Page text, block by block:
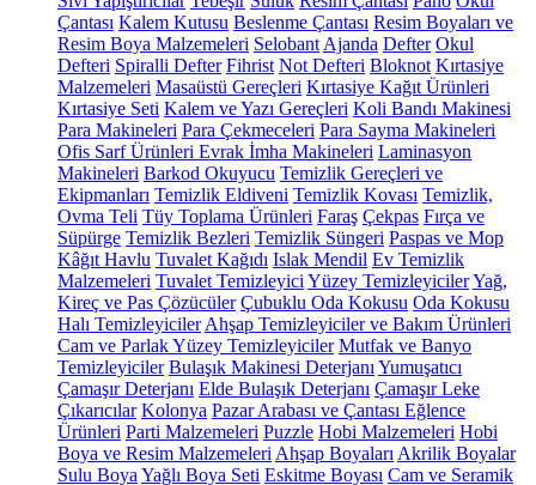
Çantası Kalem Kutusu Beslenme Çantası Resim Boyaları ve
Resim Boya Malzemeleri Selobant Ajanda Defter Okul
Defteri Spiralli Defter Fihrist Not Defteri Bloknot Kırtasiye
Malzemeleri Masaüstü Gereçleri Kırtasiye Kağıt Ürünleri
Kırtasiye Seti Kalem ve Yazı Gereçleri Koli Bandı Makinesi
Para Makineleri Para Çekmeceleri Para Sayma Makineleri
Ofis Sarf Ürünleri Evrak İmha Makineleri Laminasyon
Makineleri Barkod Okuyucu Temizlik Gereçleri ve
Ekipmanları Temizlik Eldiveni Temizlik Kovası Temizlik,
Ovma Teli Tüy Toplama Ürünleri Faraş Çekpas Fırça ve
Süpürge Temizlik Bezleri Temizlik Süngeri Paspas ve Mop
Kâğıt Havlu Tuvalet Kağıdı Islak Mendil Ev Temizlik
Malzemeleri Tuvalet Temizleyici Yüzey TemizleyicilerYağ,
Kireç ve Pas Çözücüler Çubuklu Oda Kokusu Oda Kokusu
Halı Temizleyiciler Ahşap Temizleyiciler ve Bakım Ürünleri
Cam ve Parlak Yüzey Temizleyiciler Mutfak ve Banyo
Temizleyiciler Bulaşık Makinesi Deterjanı Yumuşatıcı
Çamaşır Deterjanı Elde Bulaşık Deterjanı Çamaşır Leke
Çıkarıcılar Kolonya Pazar Arabası ve Çantası Eğlence
Ürünleri Parti Malzemeleri Puzzle Hobi Malzemeleri Hobi
Boya ve Resim Malzemeleri Ahşap Boyaları Akrilik Boyalar
Sulu Boya Yağlı Boya Seti Eskitme Boyası Cam ve Seramik